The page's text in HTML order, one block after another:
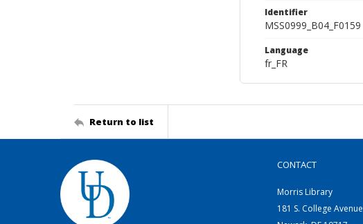
Identifier
MSS0999_B04_F0159
Language
fr_FR
Return to list
CONTACT
Morris Library
181 S. College Avenue